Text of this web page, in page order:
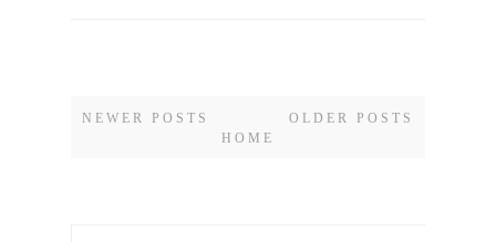
NEWER POSTS
OLDER POSTS
HOME